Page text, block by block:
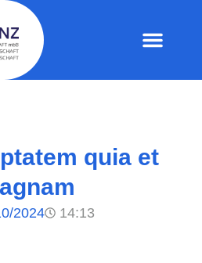
quia et
2024 14:13